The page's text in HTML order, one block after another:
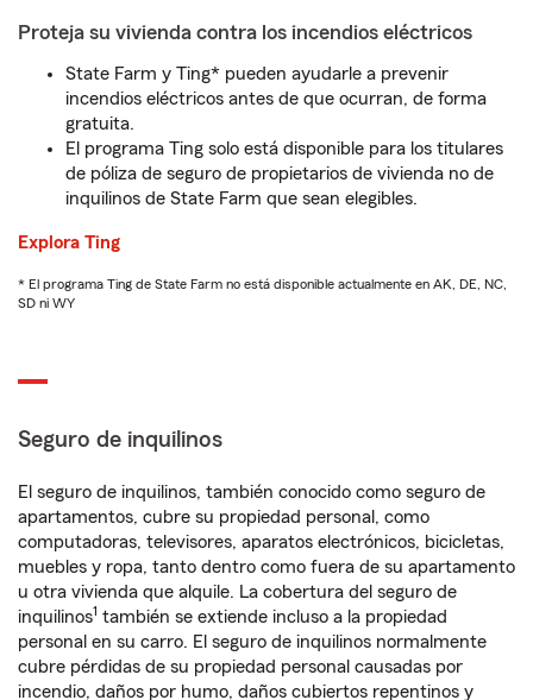
Proteja su vivienda contra los incendios eléctricos
State Farm y Ting* pueden ayudarle a prevenir
incendios eléctricos antes de que ocurran, de forma
gratuita.
El programa Ting solo está disponible para los titulares
de póliza de seguro de propietarios de vivienda no de
inquilinos de State Farm que sean elegibles.
Explora Ting
* El programa Ting de State Farm no está disponible actualmente en AK, DE, NC,
SD ni WY
Seguro de inquilinos
El seguro de inquilinos, también conocido como seguro de
apartamentos, cubre su propiedad personal, como
computadoras, televisores, aparatos electrónicos, bicicletas,
muebles y ropa, tanto dentro como fuera de su apartamento
u otra vivienda que alquile. La cobertura del seguro de
inquilinos1 también se extiende incluso a la propiedad
personal en su carro. El seguro de inquilinos normalmente
cubre pérdidas de su propiedad personal causadas por
incendio, daños por humo, daños cubiertos repentinos y